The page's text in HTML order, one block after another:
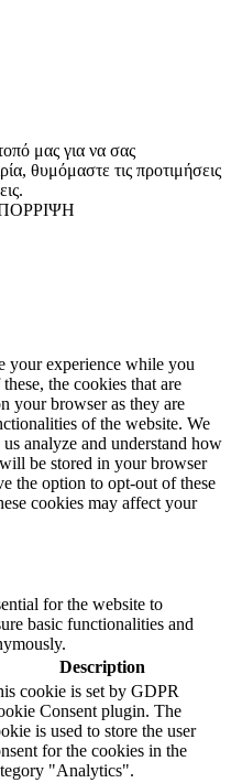
μας για να σας
θυμόμαστε τις προτιμήσεις
your experience while you
the cookies that are
your browser as they are
of the website. We
analyze and understand how
be stored in your browser
the option to opt-out of these
cookies may affect your
for the website to
basic functionalities and
Description
cookie is set by GDPR
Consent plugin. The
is used to store the user
for the cookies in the
"Analytics".